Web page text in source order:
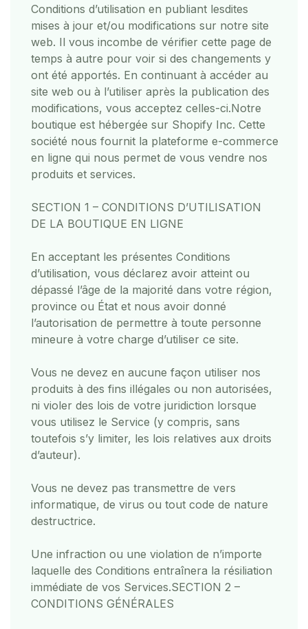
Conditions d’utilisation en publiant lesdites
mises à jour et/ou modifications sur notre site
web. Il vous incombe de vérifier cette page de
temps à autre pour voir si des changements y
ont été apportés. En continuant à accéder au
site web ou à l’utiliser après la publication des
modifications, vous acceptez celles-ci.Notre
boutique est hébergée sur Shopify Inc. Cette
société nous fournit la plateforme e-commerce
en ligne qui nous permet de vous vendre nos
produits et services.
SECTION 1 – CONDITIONS D’UTILISATION
DE LA BOUTIQUE EN LIGNE
En acceptant les présentes Conditions
d’utilisation, vous déclarez avoir atteint ou
dépassé l’âge de la majorité dans votre région,
province ou État et nous avoir donné
l’autorisation de permettre à toute personne
mineure à votre charge d’utiliser ce site.
Vous ne devez en aucune façon utiliser nos
produits à des fins illégales ou non autorisées,
ni violer des lois de votre juridiction lorsque
vous utilisez le Service (y compris, sans
toutefois s’y limiter, les lois relatives aux droits
d’auteur).
Vous ne devez pas transmettre de vers
informatique, de virus ou tout code de nature
destructrice.
Une infraction ou une violation de n’importe
laquelle des Conditions entraînera la résiliation
immédiate de vos Services.SECTION 2 –
CONDITIONS GÉNÉRALES